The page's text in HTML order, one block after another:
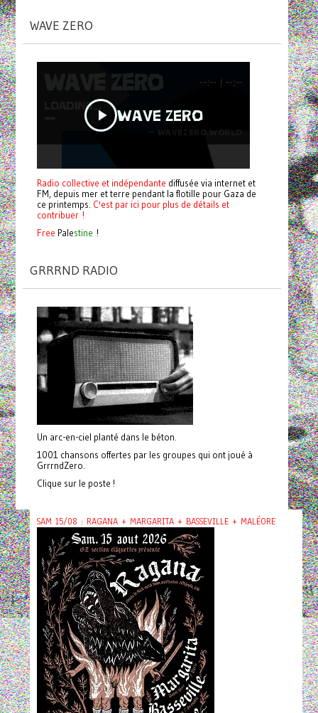
WAVE ZERO
Radio collective et indépendante diffusée via internet et
FM, depuis mer et terre pendant la flotille pour Gaza de
ce printemps. C'est par ici pour plus de détails et
contribuer !
Free Palestine !
GRRRND RADIO
Un arc-en-ciel planté dans le béton.
1001 chansons offertes par les groupes qui ont joué à
GrrrndZero.
Clique sur le poste !
SAM 15/08 : RAGANA + MARGARITA + BASSEVILLE + MALÉORE